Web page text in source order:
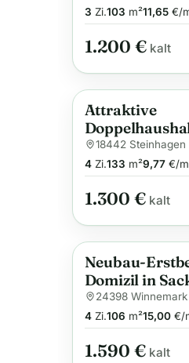
3 Zi.103 m²11,65€/
1.200 €kalt
Anzeige
Attraktive
gefragter
Negast
18442 Steinhagen
4Zi.133 m²9,77€/
1.300 €kalt
Anzeige
Neubau-
Domizil in
und Schleinähe
24398 Winnemark
4Zi.106 m²15,00€/
1.590 €kalt